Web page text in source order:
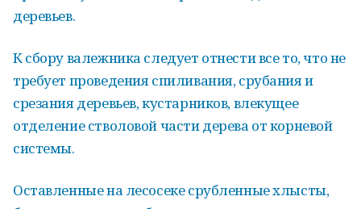
деревьев.
К сбору валежника следует отнести все то, что не
требует проведения спиливания, срубания и
срезания деревьев, кустарников, влекущее
отделение стволовой части дерева от корневой
системы.
Оставленные на лесосеке срубленные хлысты,